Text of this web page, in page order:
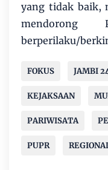
yang tidak baik,
mendorong
berperilaku/
FOKUS JAMBI
KEJAKSAAN
PARIWISATA
PUPR